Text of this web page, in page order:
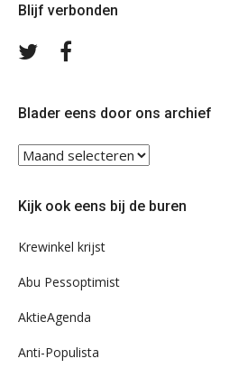
Blijf verbonden
Volg
Blader eens door ons archief
Blader
eens
ons
Kijk ook eens bij de buren
Krewinkel krijst
Abu Pessoptimist
AktieAgenda
Anti-Populista